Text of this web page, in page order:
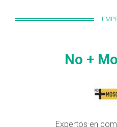
No +
Expertos en